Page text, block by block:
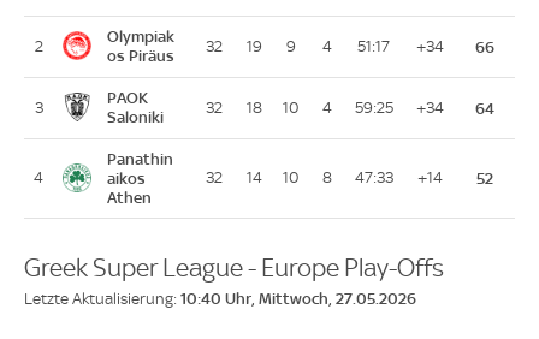
2
Olympiak
os Piräus
32 19 9 4 51:17 +34 66
3
PAOK
Saloniki
32 18 10 4 59:25 +34 64
4
Panathin
aikos
Athen
32 14 10 8 47:33 +14 52
Greek Super League - Europe Play-Offs
Letzte Aktualisierung: 10:40 Uhr, Mittwoch, 27.05.2026